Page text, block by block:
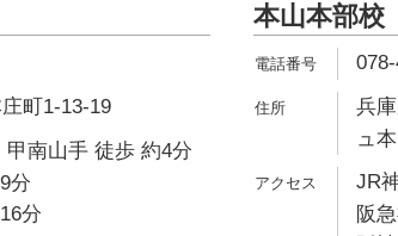
町1-13-19
南山手 徒歩 約4分
分
分
本山本部校
兵
ュ
JR
阪